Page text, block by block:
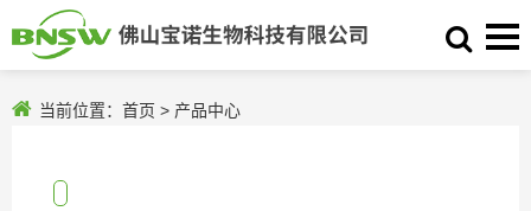
当前位置： 首页 > 产品中心